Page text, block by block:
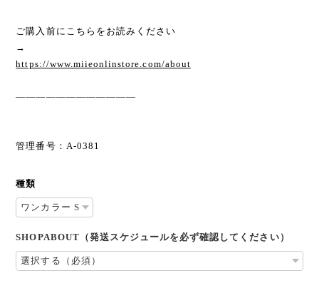
ご購入前にこちらをお読みください
→
https://www.miieonlinstore.com/about
————————————
管理番号：A-0381
種類
SHOPABOUT（発送スケジュールを必ず確認してください）